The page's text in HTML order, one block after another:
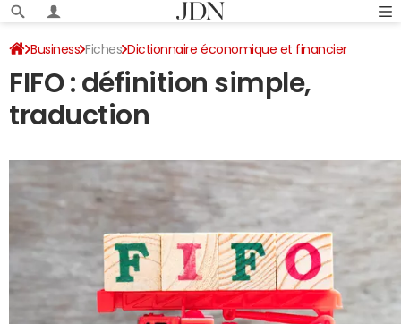
Business Fiches Dictionnaire économique et financier
FIFO : définition simple,
traduction